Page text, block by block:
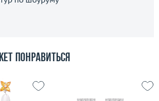
понравиться